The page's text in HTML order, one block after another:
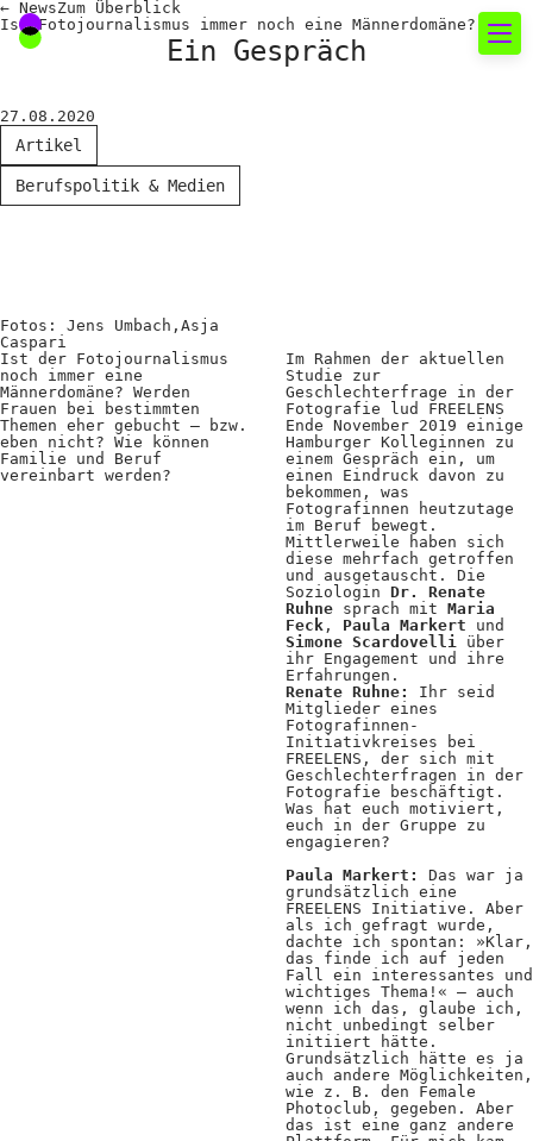
Neues rund um die
Fotografie
Das aktuelle Foto
FREELENS Galerie
Showcases
Fakten für Politik und
Projekte und Publikationen
← NewsZum Überblick
Ist Fotojournalismus immer noch eine Männerdomäne?
Ein Gespräch
27.08.2020
Artikel
Berufspolitik & Medien
Fotos: Jens Umbach,Asja
Caspari
Ist der Fotojournalismus
noch immer eine
Männerdomäne? Werden
Frauen bei bestimmten
Themen eher gebucht – bzw.
eben nicht? Wie können
Familie und Beruf
vereinbart werden?
Im Rahmen der aktuellen
Studie zur
Geschlechterfrage in der
Fotografie lud FREELENS
Ende November 2019 einige
Hamburger Kolleginnen zu
einem Gespräch ein, um
einen Eindruck davon zu
bekommen, was
Fotografinnen heutzutage
im Beruf bewegt.
Mittlerweile haben sich
diese mehrfach getroffen
und ausgetauscht. Die
Soziologin Dr. Renate
Ruhne sprach mit Maria
Feck , Paula Markert und
Simone Scardovelli über
ihr Engagement und ihre
Erfahrungen.
Renate Ruhne:
Ihr seid
Mitglieder eines
Fotografinnen-
Initiativkreises bei
FREELENS, der sich mit
Geschlechterfragen in der
Fotografie beschäftigt.
Was hat euch motiviert,
euch in der Gruppe zu
engagieren?
Paula Markert:
Das war ja
grundsätzlich eine
FREELENS Initiative. Aber
als ich gefragt wurde,
dachte ich spontan: »Klar,
das finde ich auf jeden
Fall ein interessantes und
wichtiges Thema!« – auch
wenn ich das, glaube ich,
nicht unbedingt selber
initiiert hätte.
Grundsätzlich hätte es ja
auch andere Möglichkeiten,
wie z. B. den Female
Photoclub, gegeben. Aber
das ist eine ganz andere